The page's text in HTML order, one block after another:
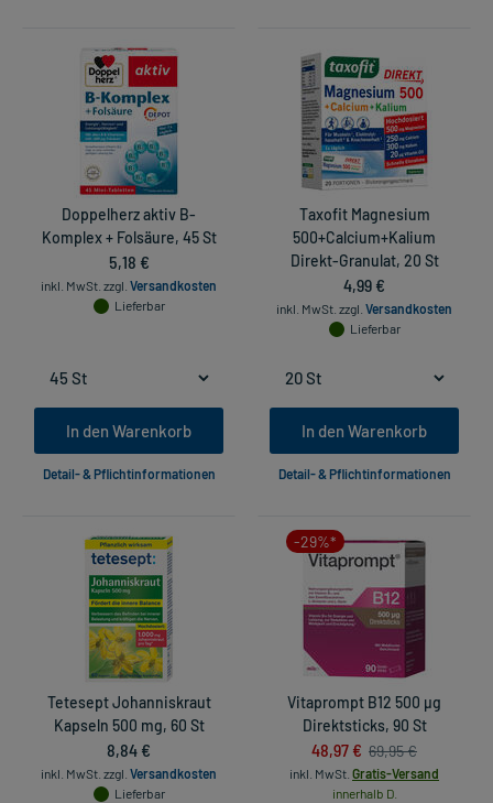
Doppelherz aktiv B-
Komplex + Folsäure, 45 St
5,18 €
inkl. MwSt. zzgl. Versandkosten
Lieferbar
In den Warenkorb
Detail- & Pflichtinformationen
Taxofit Magnesium
500+Calcium+Kalium
Direkt-Granulat, 20 St
4,99 €
inkl. MwSt. zzgl. Versandkosten
Lieferbar
In den Warenkorb
Detail- & Pflichtinformationen
Tetesept Johanniskraut
Kapseln 500 mg, 60 St
8,84 €
inkl. MwSt. zzgl. Versandkosten
Lieferbar
-29%*
Vitaprompt B12 500 µg
Direktsticks, 90 St
48,97 € 69,95 €
inkl. MwSt. Gratis-Versand
innerhalb D.